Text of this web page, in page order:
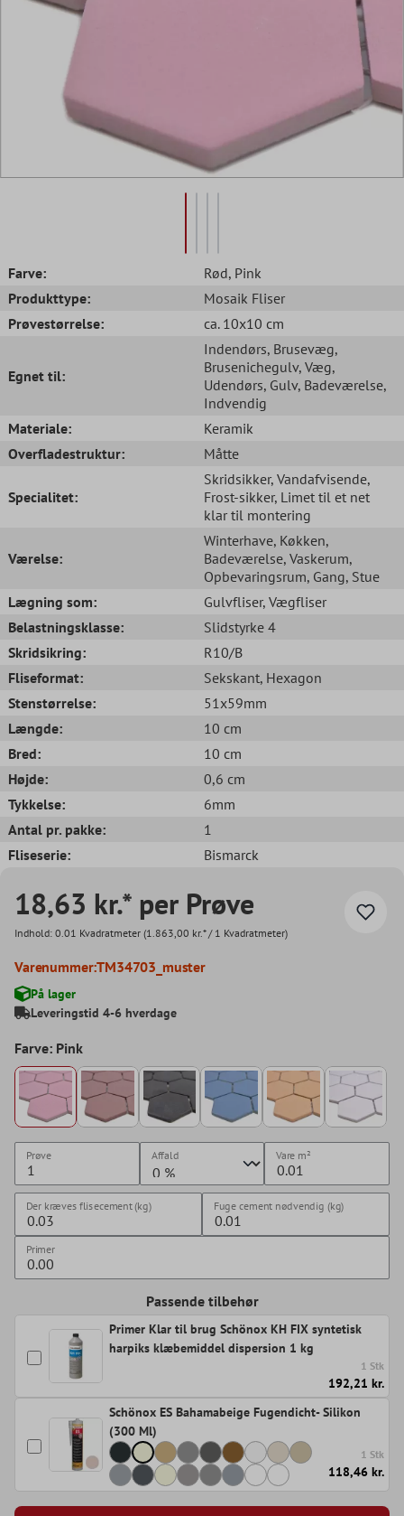
Farve: Rød, Pink
Produkttype:
Mosaik Fliser
Prøvestørrelse:
ca. 10x10 cm
Egnet til:
Indendørs, Brusevæg,
Brusenichegulv, Væg,
Udendørs, Gulv, Badeværelse,
Indvendig
Materiale:
Keramik
Overfladestruktur:
Måtte
Specialitet:
Skridsikker, Vandafvisende,
Frost-sikker, Limet til et net
klar til montering
Værelse:
Winterhave, Køkken,
Badeværelse, Vaskerum,
Opbevaringsrum, Gang, Stue
Lægning som:
Gulvfliser, Vægfliser
Belastningsklasse:
Slidstyrke 4
Skridsikring:
R10/B
Fliseformat:
Sekskant, Hexagon
Stenstørrelse:
51x59mm
Længde:
10 cm
Bred:
10 cm
Højde:
0,6 cm
Tykkelse:
6mm
Antal pr. pakke:
1
Fliseserie:
Bismarck
18,63 kr.* per Prøve
Indhold: 0.01 Kvadratmeter (1.863,00 kr.* / 1 Kvadratmeter)
Varenummer:TM34703_muster
På lager
Leveringstid 4-6 hverdage
Farve: Pink
Prøve Affald Vare m²
Der kræves flisecement (kg) Fuge cement nødvendig (kg)
Primer
Passende tilbehør
Primer Klar til brug Schönox KH FIX syntetisk
harpiks klæbemiddel dispersion 1 kg
1 Stk
192,21 kr.
Schönox ES Bahamabeige Fugendicht- Silikon
(300 Ml)
1 Stk
118,46 kr.